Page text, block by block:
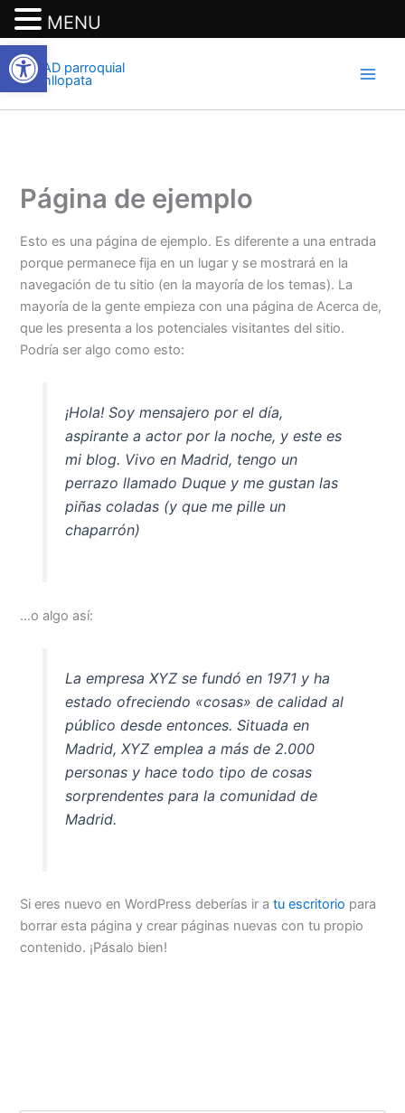
Ir
contenido
Página de ejemplo
Esto es una página de ejemplo. Es diferente a una entrada
porque permanece fija en un lugar y se mostrará en la
navegación de tu sitio (en la mayoría de los temas). La
mayoría de la gente empieza con una página de Acerca de,
que les presenta a los potenciales visitantes del sitio.
Podría ser algo como esto:
¡Hola! Soy mensajero por el día,
aspirante a actor por la noche, y este es
mi blog. Vivo en Madrid, tengo un
perrazo llamado Duque y me gustan las
piñas coladas (y que me pille un
chaparrón)
…o algo así:
La empresa XYZ se fundó en 1971 y ha
estado ofreciendo «cosas» de calidad al
público desde entonces. Situada en
Madrid, XYZ emplea a más de 2.000
personas y hace todo tipo de cosas
sorprendentes para la comunidad de
Madrid.
Si eres nuevo en WordPress deberías ir atu escritorio para
borrar esta página y crear páginas nuevas con tu propio
contenido. ¡Pásalo bien!
MENU
Abrir barra de herramientas